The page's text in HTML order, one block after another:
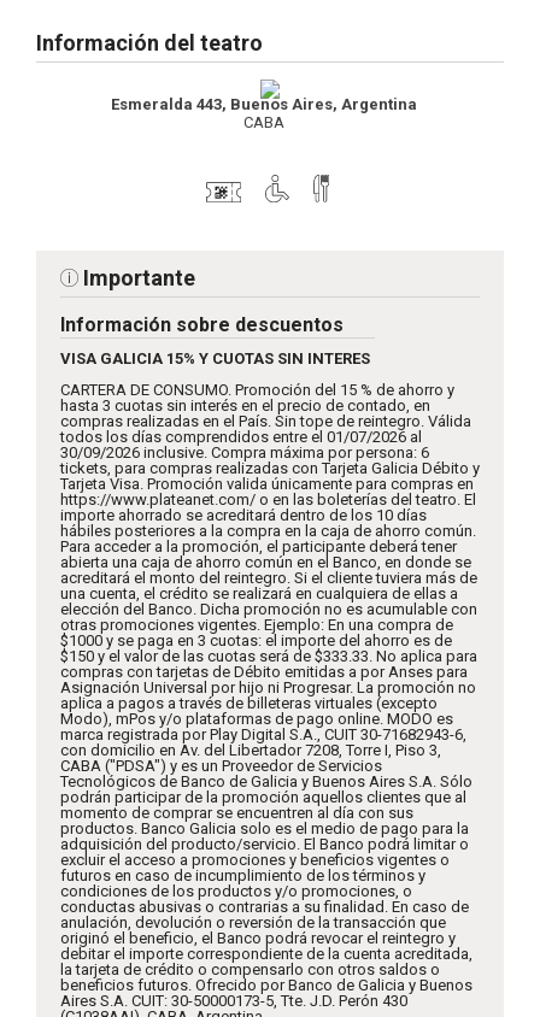
Información del teatro
Esmeralda 443, Buenos Aires, Argentina
CABA
Importante
Información sobre descuentos
VISA GALICIA 15% Y CUOTAS SIN INTERES
CARTERA DE CONSUMO. Promoción del 15 % de ahorro y
hasta 3 cuotas sin interés en el precio de contado, en
compras realizadas en el País. Sin tope de reintegro. Válida
todos los días comprendidos entre el 01/07/2026 al
30/09/2026 inclusive. Compra máxima por persona: 6
tickets, para compras realizadas con Tarjeta Galicia Débito y
Tarjeta Visa. Promoción valida únicamente para compras en
https://www.plateanet.com/ o en las boleterías del teatro. El
importe ahorrado se acreditará dentro de los 10 días
hábiles posteriores a la compra en la caja de ahorro común.
Para acceder a la promoción, el participante deberá tener
abierta una caja de ahorro común en el Banco, en donde se
acreditará el monto del reintegro. Si el cliente tuviera más de
una cuenta, el crédito se realizará en cualquiera de ellas a
elección del Banco. Dicha promoción no es acumulable con
otras promociones vigentes. Ejemplo: En una compra de
$1000 y se paga en 3 cuotas: el importe del ahorro es de
$150 y el valor de las cuotas será de $333.33. No aplica para
compras con tarjetas de Débito emitidas a por Anses para
Asignación Universal por hijo ni Progresar. La promoción no
aplica a pagos a través de billeteras virtuales (excepto
Modo), mPos y/o plataformas de pago online. MODO es
marca registrada por Play Digital S.A., CUIT 30-71682943-6,
con domicilio en Av. del Libertador 7208, Torre I, Piso 3,
CABA ("PDSA") y es un Proveedor de Servicios
Tecnológicos de Banco de Galicia y Buenos Aires S.A. Sólo
podrán participar de la promoción aquellos clientes que al
momento de comprar se encuentren al día con sus
productos. Banco Galicia solo es el medio de pago para la
adquisición del producto/servicio. El Banco podrá limitar o
excluir el acceso a promociones y beneficios vigentes o
futuros en caso de incumplimiento de los términos y
condiciones de los productos y/o promociones, o
conductas abusivas o contrarias a su finalidad. En caso de
anulación, devolución o reversión de la transacción que
originó el beneficio, el Banco podrá revocar el reintegro y
debitar el importe correspondiente de la cuenta acreditada,
la tarjeta de crédito o compensarlo con otros saldos o
beneficios futuros. Ofrecido por Banco de Galicia y Buenos
Aires S.A. CUIT: 30-50000173-5, Tte. J.D. Perón 430